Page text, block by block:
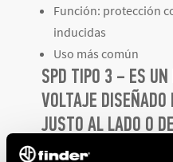
Función: protección
inducidas
Uso más común
SPD TIPO 3 – ES UN
VOLTAJE
JUSTO AL LADO O
ELÉCTRICOS MUY